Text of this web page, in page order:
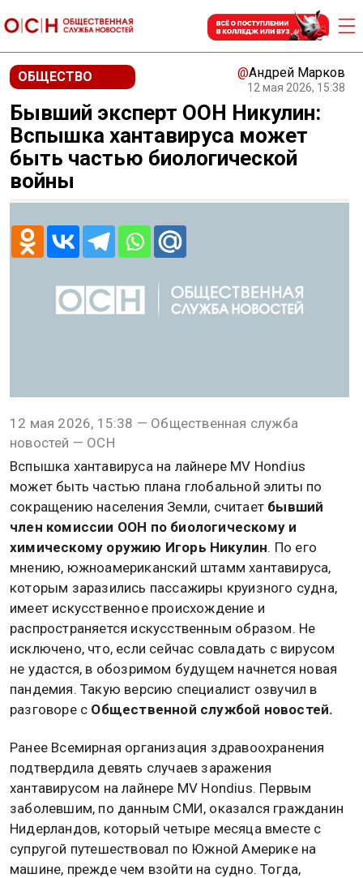
ОБЩЕСТВО @Андрей Марков
12 мая 2026, 15:38
Бывший эксперт ООН Никулин:
Вспышка хантавируса может
быть частью биологической
войны
12 мая 2026, 15:38 — Общественная служба
новостей — ОСН
Вспышка хантавируса на лайнере MV Hondius
может быть частью плана глобальной элиты по
сокращению населения Земли, считает бывший
член комиссии ООН по биологическому и
химическому оружию Игорь Никулин. По его
мнению, южноамериканский штамм хантавируса,
которым заразились пассажиры круизного судна,
имеет искусственное происхождение и
распространяется искусственным образом. Не
исключено, что, если сейчас совладать с вирусом
не удастся, в обозримом будущем начнется новая
пандемия. Такую версию специалист озвучил в
разговоре с Общественной службой новостей.
Ранее Всемирная организация здравоохранения
подтвердила девять случаев заражения
хантавирусом на лайнере MV Hondius. Первым
заболевшим, по данным СМИ, оказался гражданин
Нидерландов, который четыре месяца вместе с
супругой путешествовал по Южной Америке на
машине, прежде чем взойти на судно. Тогда,